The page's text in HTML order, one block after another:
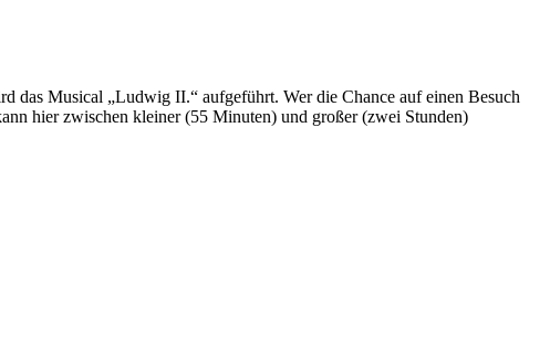
das Musical „Ludwig II.“ aufgeführt. Wer die Chance auf einen Besuch
hier zwischen kleiner (55 Minuten) und großer (zwei Stunden)